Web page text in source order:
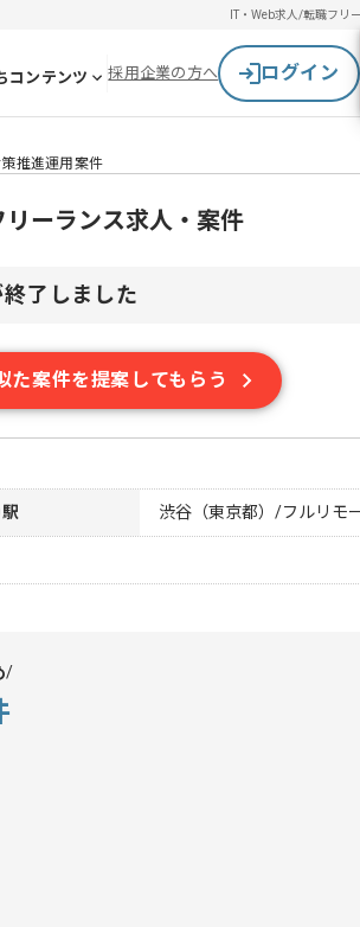
IT・Web求人/転職フリ
コンテンツ 採用企業の方へ ログイン
策推進運用案件
リーランス求人・案件
了しました
た案件を提案してもらう
渋谷（東京都）/フルリモ